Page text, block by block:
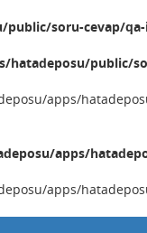
soru-cevap/
hatadeposu/public/
apps/
apps/
apps/